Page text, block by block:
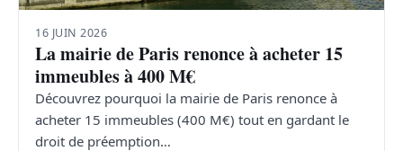
16 JUIN 2026
La mairie de Paris renonce à acheter 15
immeubles à 400 M€
Découvrez pourquoi la mairie de Paris renonce à
acheter 15 immeubles (400 M€) tout en gardant le
droit de préemption…